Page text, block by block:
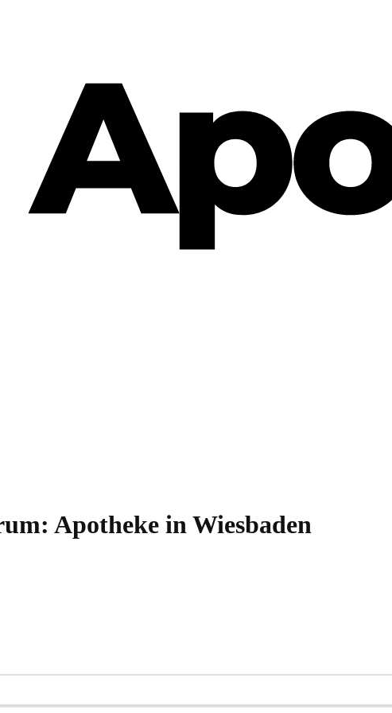
Apotheke in Wiesbaden